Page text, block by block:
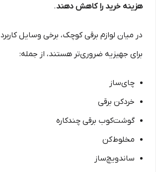
هزینه خرید را کاهش دهند.
در میان لوازم برقی کوچک، برخی وسایل
برای جهیزیه ضروری‌تر هستند، از جمله:
چای‌ساز
خردکن برقی
گوشت‌کوب برقی چندکاره
مخلوط‌کن
ساندویچ‌ساز